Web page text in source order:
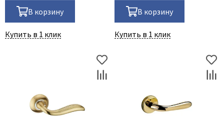
В корзину
Купить в 1 клик
В корзину
Купить в 1 клик